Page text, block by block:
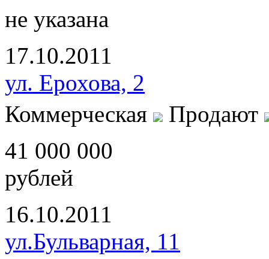
не указана
17.10.2011
ул. Ерохова, 2
Коммерческая
Продают
41 000 000
рублей
16.10.2011
ул.Бульварная, 11